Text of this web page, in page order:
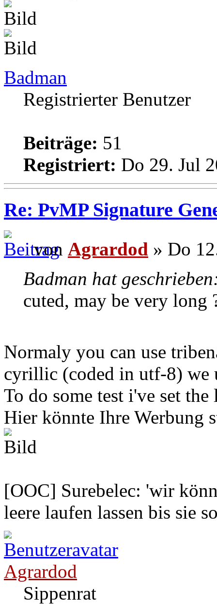
Badman
Registrierter Benutzer
Beiträge: 51
Registriert: Do 29. Jul
Re: PvMP Signature
von Agrardod » Do
Badman hat
cuted, may be very long
Normaly you can use
cyrillic (coded in utf-8) we
To do some test i've set
Hier könnte Ihre Werbung
[OOC] Surebelec: 'wir
leere laufen lassen bis sie
Agrardod
Sippenrat